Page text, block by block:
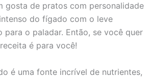
gosta de pratos com personalidade
do fígado com o leve
o paladar. Então, se você quer
é para você!
é uma fonte incrível de nutrientes,